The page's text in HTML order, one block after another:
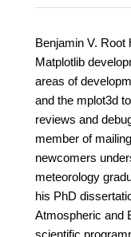
Benjamin V. Root
Matplotlib
areas of
and the mplot3d
reviews and
member of
newcomers
meteorology
his PhD
Atmospheric and
scientific